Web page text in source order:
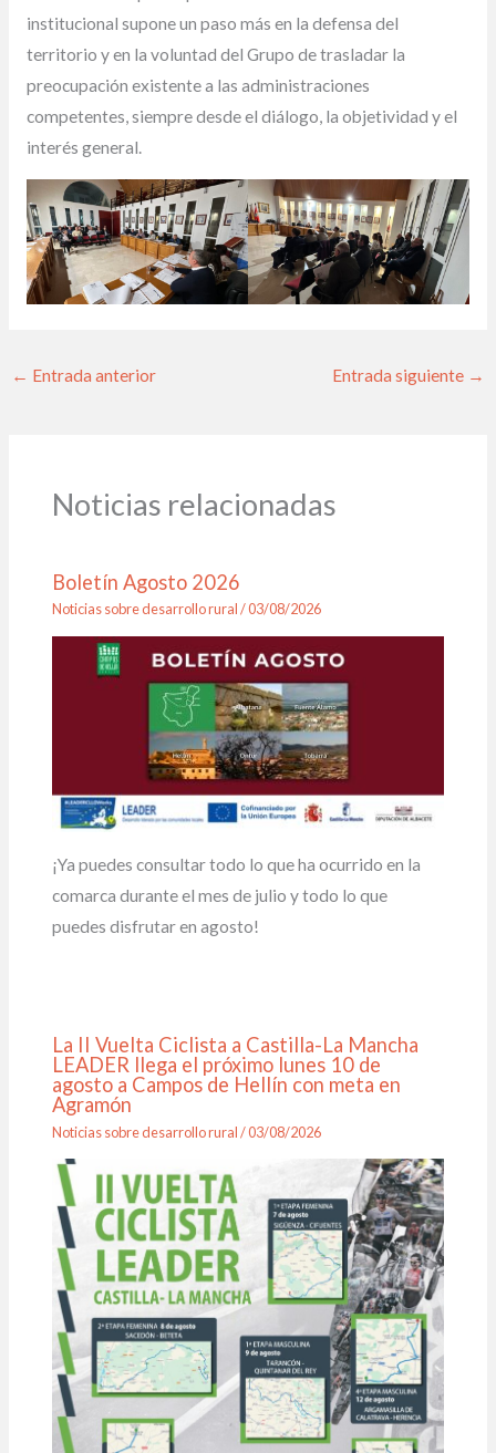
institucional supone un paso más en la defensa del
territorio y en la voluntad del Grupo de trasladar la
preocupación existente a las administraciones
competentes, siempre desde el diálogo, la objetividad y el
interés general.
← Entrada anterior Entrada siguiente →
Noticias relacionadas
Boletín Agosto 2026
Noticias sobre desarrollo rural/03/08/2026
¡Ya puedes consultar todo lo que ha ocurrido en la
comarca durante el mes de julio y todo lo que
puedes disfrutar en agosto!
La II Vuelta Ciclista a Castilla-La Mancha
LEADER llega el próximo lunes 10 de
agosto a Campos de Hellín con meta en
Agramón
Noticias sobre desarrollo rural/03/08/2026